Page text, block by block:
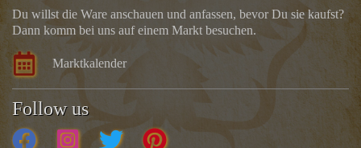
Du willst die Ware anschauen und anfassen, bevor Du sie kaufst?
Dann komm bei uns auf einem Markt besuchen.
Marktkalender
Follow us